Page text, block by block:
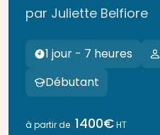
par Juliette Belfiore
1 jour - 7 heures
Débutant
à partir de 1400€HT